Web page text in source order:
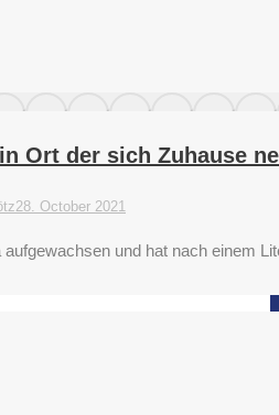
Ort der sich Zuhause
28. October 2021
und hat nach einem